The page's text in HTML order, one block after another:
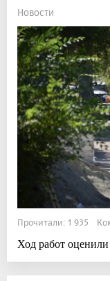
Новости
Прочитали: 1 935
Ход работ